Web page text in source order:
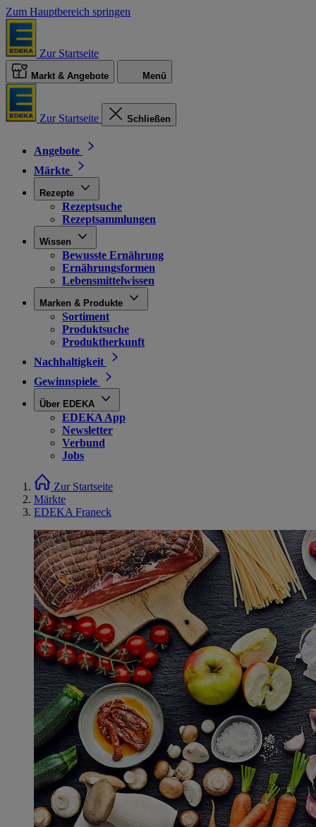
Zum Hauptbereich springen
Zur Startseite
Markt & Angebote Menü
Zur Startseite Schließen
Angebote
Märkte
Rezepte
Rezeptsuche
Rezeptsammlungen
Wissen
Bewusste Ernährung
Ernährungsformen
Lebensmittelwissen
Marken & Produkte
Sortiment
Produktsuche
Produktherkunft
Nachhaltigkeit
Gewinnspiele
Über EDEKA
EDEKA App
Newsletter
Verbund
Jobs
Zur Startseite
Märkte
EDEKA Franeck